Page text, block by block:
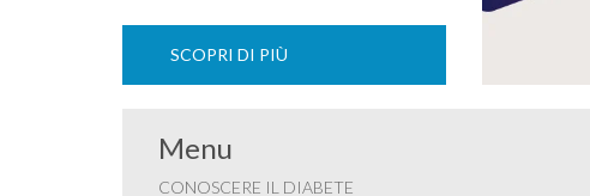
SCOPRI DI PIÙ
Menu
CONOSCERE IL DIABETE